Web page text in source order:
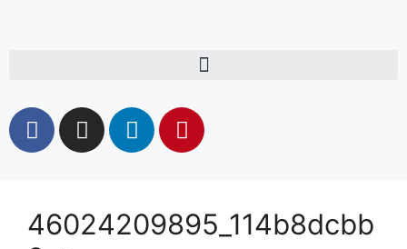
46024209895_114b8dcbb